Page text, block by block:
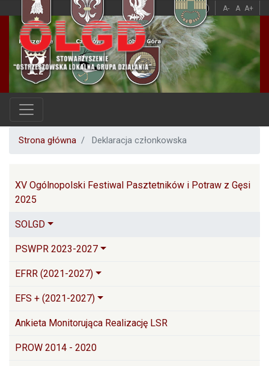
Przejdź
do
treści
A- A A+
A A
Strona główna Deklaracja członkowska
Główna nawigacja
XV Ogólnopolski Festiwal Pasztetników i Potraw z Gęsi
2025
SOLGD
PSWPR 2023-2027
EFRR (2021-2027)
EFS + (2021-2027)
Ankieta Monitorująca Realizację LSR
PROW 2014 - 2020